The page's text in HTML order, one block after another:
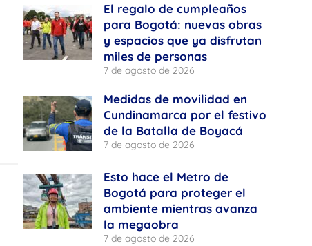
El regalo de cumpleaños
para Bogotá: nuevas obras
y espacios que ya disfrutan
miles de personas
7 de agosto de 2026
Medidas de movilidad en
Cundinamarca por el festivo
de la Batalla de Boyacá
7 de agosto de 2026
Esto hace el Metro de
Bogotá para proteger el
ambiente mientras avanza
la megaobra
7 de agosto de 2026